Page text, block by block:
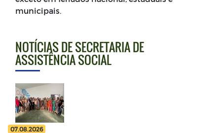
municipais.
NOTÍCIAS DE SECRETARIA DE
ASSISTÊNCIA SOCIAL
07.08.2026